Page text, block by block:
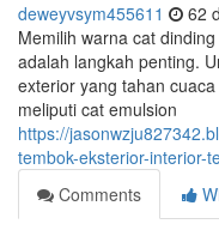
deweyvsym455611 62
Memilih warna cat
adalah langkah penting.
exterior yang tahan
meliputi cat emulsion
https://
tembok-eksterior-interior-
Comments